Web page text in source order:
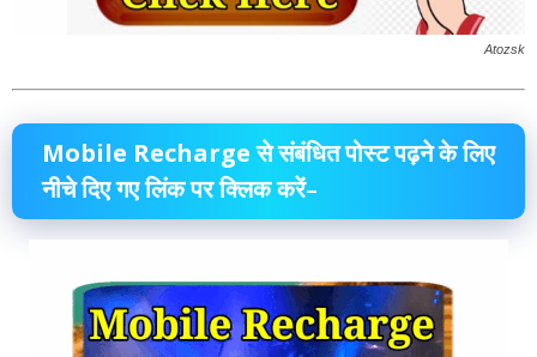
Atozsk
Mobile Rechargeसे संबंधितपोस्टपढ़ने के लिए
नीचे दिए गएलिंकपर क्लिक करें–